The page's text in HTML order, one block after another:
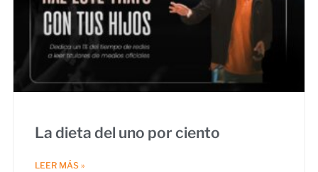
La dieta del uno por ciento
LEER MÁS »